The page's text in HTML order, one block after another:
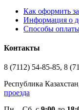
Как оформить
Информация о
Способы
Контакты
8 (7112) 54-85-85, 8
Республика
проезда